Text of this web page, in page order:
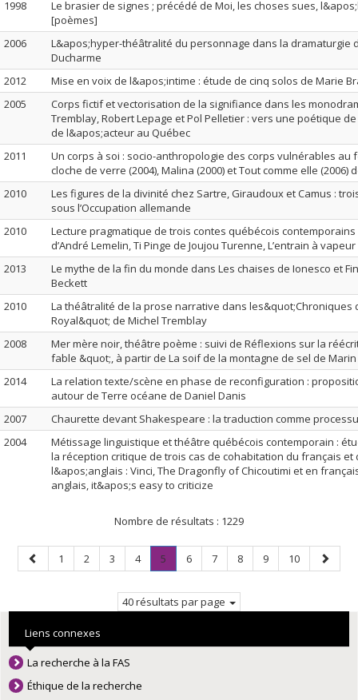
1998
Le brasier de signes ; précédé de Moi, les choses sues,
[poèmes]
2006
L&apos;hyper-théâtralité du personnage dans la dramaturgie
Ducharme
2012
Mise en voix de l&apos;intime : étude de cinq solos de Marie
2005
Corps fictif et vectorisation de la signifiance dans les
Tremblay, Robert Lepage et Pol Pelletier : vers une poétique
de l&apos;acteur au Québec
2011
Un corps à soi : socio-anthropologie des corps vulnérables au
cloche de verre (2004), Malina (2000) et Tout comme elle (2006)
2010
Les figures de la divinité chez Sartre, Giraudoux et Camus :
sous l’Occupation allemande
2010
Lecture pragmatique de trois contes québécois contemporains
d’André Lemelin, Ti Pinge de Joujou Turenne, L’entrain à
2013
Le mythe de la fin du monde dans Les chaises de Ionesco et
Beckett
2010
La théâtralité de la prose narrative dans les&quot;Chroniques
Royal&quot; de Michel Tremblay
2008
Mer mère noir, théâtre poème : suivi de Réflexions sur la
fable &quot;, à partir de La soif de la montagne de sel de
2014
La relation texte/scène en phase de reconfiguration :
autour de Terre océane de Daniel Danis
2007
Chaurette devant Shakespeare : la traduction comme
2004
Métissage linguistique et théâtre québécois contemporain :
la réception critique de trois cas de cohabitation du français et
l&apos;anglais : Vinci, The Dragonfly of Chicoutimi et en
anglais, it&apos;s easy to criticize
Nombre de résultats : 1229
Page
précédente
Page
1 Page
2 Page
3 Page
4 Page
5
Page
Page
6 Page
7 Page
8 Page
9 Page
10
Page
40 résultats par page
Liens connexes
La recherche à la FAS
Éthique de la recherche